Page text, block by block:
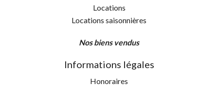
Locations
Locations saisonnières
Nos biens vendus
Informations légales
Honoraires